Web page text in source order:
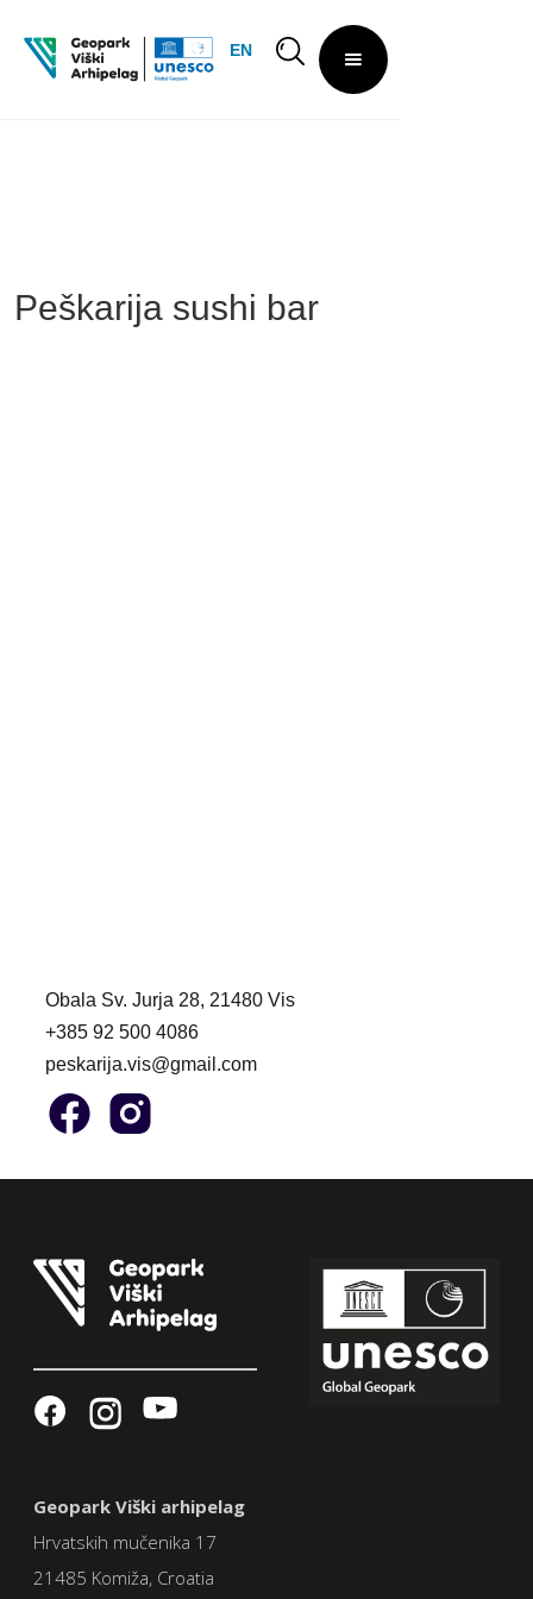
EN
Peškarija sushi bar
Obala Sv. Jurja 28, 21480 Vis
+385 92 500 4086
peskarija.vis@gmail.com
Geopark Viški arhipelag
Hrvatskih mučenika 17
21485 Komiža, Croatia